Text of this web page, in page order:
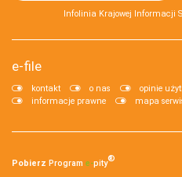
Infolinia Krajowej Informacji
e-file
kontakt o nas opinie
informacje prawne
mapa
Pobierz Program e‑pity®